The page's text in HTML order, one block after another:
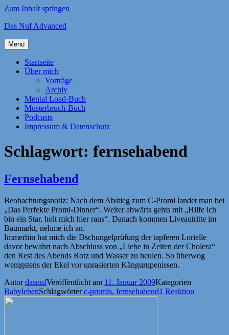
Zum Inhalt springen
Das Nuf Advanced
Menü
Startseite
Über mich
Vorträge
Archiv
Mental Load-Buch
Musterbruch-Buch
Podcasts
Impressum & Datenschutz
Schlagwort: fernsehabend
Fernsehabend
Beobachtungsnotiz: Nach dem Abstieg zum C-Promi landet man bei
„Das Perfekte Promi-Dinner“. Weiter abwärts gehts mit „Hilfe ich
bin ein Star, holt mich hier raus“. Danach kommen Liveautritte im
Baumarkt, nehme ich an.
Immerhin hat mich die Dschungelprüfung der tapferen Lorielle
davor bewahrt nach Abschluss von „Liebe in Zeiten der Cholera“
den Rest des Abends Rotz und Wasser zu heulen. So überwog
wenigstens der Ekel vor unrasierten Kängurupenissen.
AutordasnufVeröffentlicht am 11. Januar 2009Kategorien
BabylebenSchlagwörterc-promis, fernsehabend1 Reaktion